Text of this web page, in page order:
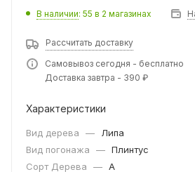
В наличии: 55 в 2 магазинах
Рассчитать доставку
Самовывоз сегодня - бесплатно
Доставка завтра - 390 ₽
Характеристики
Вид дерева —
Липа
Вид погонажа
— Плинтус
Сорт Дерева
— A